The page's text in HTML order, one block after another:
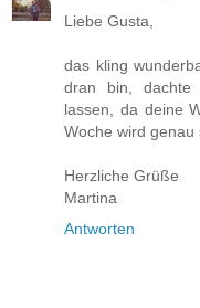
Liebe Gusta,
das kling
dran bin, dachte
lassen, da deine
Woche wird genau
Herzliche Grüße
Martina
Antworten